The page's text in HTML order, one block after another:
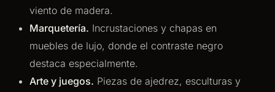
viento de madera.
Marquetería. Incrustaciones y chapas en
muebles de lujo, donde el contraste negro
destaca especialmente.
Arte y juegos. Piezas de ajedrez, esculturas y